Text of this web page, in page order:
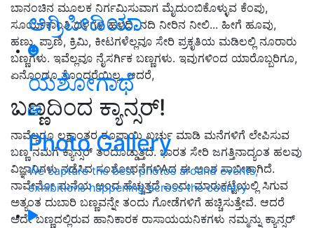
ಅಗ್ರಿಪೀಡಿಯಾ
ಯಶೋಗಾಥೆ
Photo Gallery
We capture the best photos around events,
exhibitions happening across the country
ಬಾನಂಚಿನ ಮೂಲಕ ನಿರ್ಗಮಿಸುವಾಗ ಮೈದುಂಬಿಕೊಳ್ಳುವ ಕೆಂಪು,
ಸೂರ್ಯಕಾಂತಿ ದಳಗಳ ಹಳದಿ, ನದಿ ನೀರಿನ ನೀಲಿ... ಹೀಗೆ ಹೂವು,
ಹಣ್ಣು, ಪ್ರಾಣಿ, ಕ್ರಿಮಿ, ಕೀಟಗಳೆಲ್ಲವೂ ಸೇರಿ ಪ್ರಕೃತಿಯ ಮಡಿಲಲ್ಲಿ ನೂರಾರು
ಬಣ್ಣಗಳು. ಇವೆಲ್ಲವೂ ನೈಸರ್ಗಿಕ ಬಣ್ಣಗಳು. ಇವುಗಳಿಂದ ಯಾರೊಬ್ಬರಿಗೂ,
ಏನೊಂದೂ ತೊಂದರೆಯಿಲ್ಲ. ಆದರೆ,
ಬಣ್ಣದಿಂದ ಕ್ಯಾನ್ಸರ್!
ನಾವೆಲ್ಲರೂ ಲಕ್ಷಾಂತರ ರೂಪಾಯಿ ಖರ್ಚು ಮಾಡಿ ಮನೆಗಳಿಗೆ ಲೇಪಿಸುವ
ಬಣ್ಣ ನಮಗೆ ಕ್ಯಾನ್ಸರ್ ತಂದೊಡ್ಡುತ್ತದೆ. ಭಾರತ ಸೇರಿ ಜಗತ್ತಿನಾದ್ಯಂತ ಹಲವು
ವಿಜ್ಞಾನಿಗಳು ನಡೆಸಿದ ಸಂಶೋಧನೆಗಳಿAದ ಈ ಅಂಶ ಸಾಬೀತಾಗಿದೆ.
ನಾವೇನೋ ಮನೆಯ ಅಂದ ಹೆಚ್ಚುತ್ತದೆ ಎಂದು ಮಾರುಕಟ್ಟೆಯಲ್ಲಿ ಸಿಗುವ
ಅತ್ಯಂತ ದುಬಾರಿ ಬಣ್ಣವನ್ನೇ ತಂದು ಗೋಡೆಗಳಿಗೆ ಹಚ್ಚಿಸುತ್ತೇವೆ. ಆದರೆ
ಅದೇ ಬಣ್ಣದಲ್ಲಿರುವ ಹಾನಿಕಾರಕ ರಾಸಾಯಯನಿಕಗಳು ನಮ್ಮನ್ನು ಕ್ಯಾನ್ಸರ್